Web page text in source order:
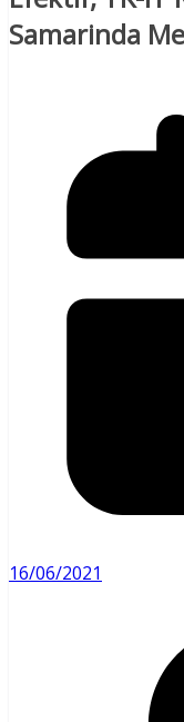
Samarinda
16/06/2021